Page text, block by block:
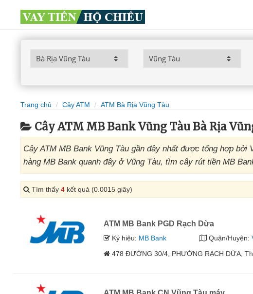
Trang chủ Cây ATM ATM Bà Rịa Vũng Tàu
Cây ATM MB Bank Vũng Tàu Bà Rịa
Cây ATM MB Bank Vũng Tàu gần đây nhất được tổng hợp
hàng MB Bank quanh đây ở Vũng Tàu, tìm cây rút tiền MB
Tìm thấy 4 kết quả (0.0015 giây)
ATM MB Bank PGD Rạch Dừa
Ký hiệu: MB Bank Quận/Huyện:
478 ĐƯỜNG 30/4, PHƯỜNG RẠCH DỪA,